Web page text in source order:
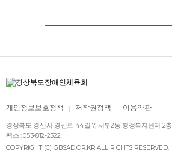
개인정보보호정책 저작권정책 이용약관
경상북도 경산시 경산로 44길 7, 서부2동 행정복지센터 2층
팩스 : 053-812-2322
COPYRIGHT (C) GBSAD.OR.KR ALL RIGHTS RESERVED.